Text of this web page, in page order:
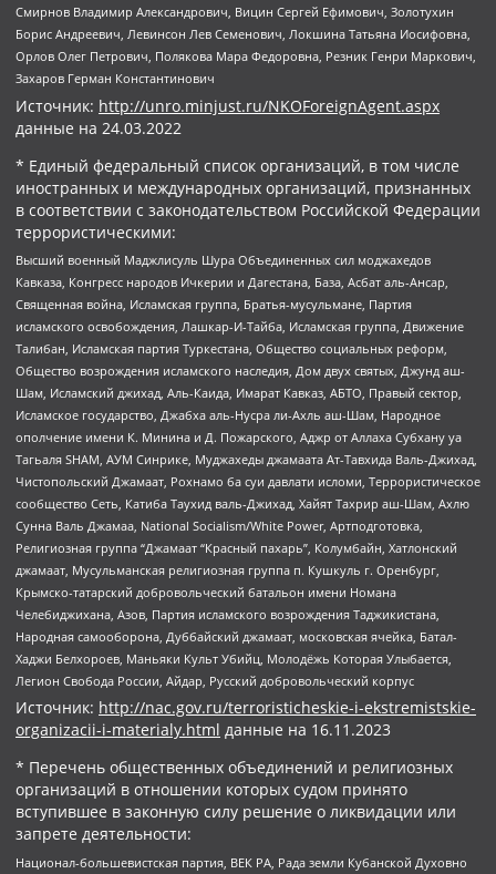
Смирнов Владимир Александрович, Вицин Сергей Ефимович, Золотухин
Борис Андреевич, Левинсон Лев Семенович, Локшина Татьяна Иосифовна,
Орлов Олег Петрович, Полякова Мара Федоровна, Резник Генри Маркович,
Захаров Герман Константинович
Источник: http://unro.minjust.ru/NKOForeignAgent.aspx
данные на 24.03.2022
* Единый федеральный список организаций, в том числе
иностранных и международных организаций, признанных
в соответствии с законодательством Российской Федерации
террористическими:
Высший военный Маджлисуль Шура Объединенных сил моджахедов
Кавказа, Конгресс народов Ичкерии и Дагестана, База, Асбат аль-Ансар,
Священная война, Исламская группа, Братья-мусульмане, Партия
исламского освобождения, Лашкар-И-Тайба, Исламская группа, Движение
Талибан, Исламская партия Туркестана, Общество социальных реформ,
Общество возрождения исламского наследия, Дом двух святых, Джунд аш-
Шам, Исламский джихад, Аль-Каида, Имарат Кавказ, АБТО, Правый сектор,
Исламское государство, Джабха аль-Нусра ли-Ахль аш-Шам, Народное
ополчение имени К. Минина и Д. Пожарского, Аджр от Аллаха Субхану уа
Тагьаля SHAM, АУМ Синрике, Муджахеды джамаата Ат-Тавхида Валь-Джихад,
Чистопольский Джамаат, Рохнамо ба суи давлати исломи, Террористическое
сообщество Сеть, Катиба Таухид валь-Джихад, Хайят Тахрир аш-Шам, Ахлю
Сунна Валь Джамаа, National Socialism/White Power, Артподготовка,
Религиозная группа “Джамаат “Красный пахарь”, Колумбайн, Хатлонский
джамаат, Мусульманская религиозная группа п. Кушкуль г. Оренбург,
Крымско-татарский добровольческий батальон имени Номана
Челебиджихана, Азов, Партия исламского возрождения Таджикистана,
Народная самооборона, Дуббайский джамаат, московская ячейка, Батал-
Хаджи Белхороев, Маньяки Культ Убийц, Молодёжь Которая Улыбается,
Легион Свобода России, Айдар, Русский добровольческий корпус
Источник: http://nac.gov.ru/terroristicheskie-i-ekstremistskie-
organizacii-i-materialy.html данные на 16.11.2023
* Перечень общественных объединений и религиозных
организаций в отношении которых судом принято
вступившее в законную силу решение о ликвидации или
запрете деятельности:
Национал-большевистская партия, ВЕК РА, Рада земли Кубанской Духовно